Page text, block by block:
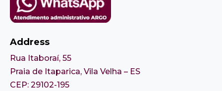
Address
Rua Itaboraí, 55
Praia de Itaparica, Vila Velha – ES
CEP: 29102-195